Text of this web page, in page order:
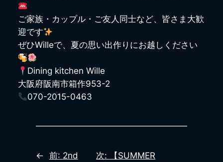
ご家族・カップル・ご友人同士など、皆さま大歓
迎です
ぜひWilleで、夏の思い出作りにお越しください
Dining kitchen Wille
大阪府阪南市箱作953-2
070-2015-0463
← 前: 2nd
次:
【SUMMER